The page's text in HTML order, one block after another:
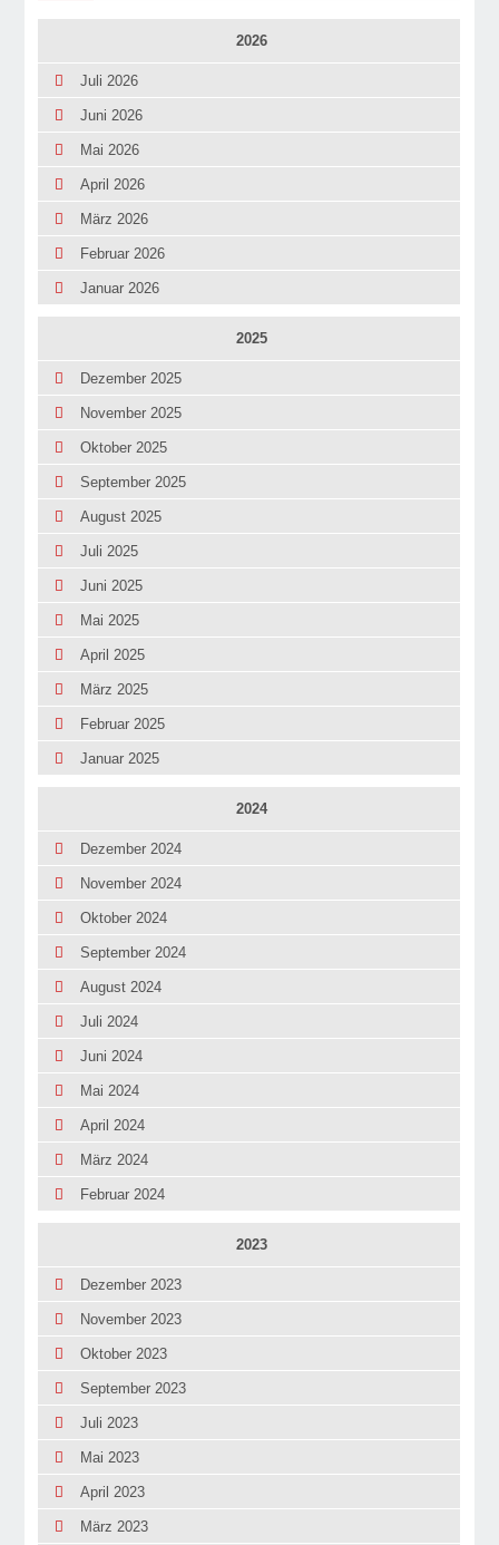
2026
Juli 2026
Juni 2026
Mai 2026
April 2026
März 2026
Februar 2026
Januar 2026
2025
Dezember 2025
November 2025
Oktober 2025
September 2025
August 2025
Juli 2025
Juni 2025
Mai 2025
April 2025
März 2025
Februar 2025
Januar 2025
2024
Dezember 2024
November 2024
Oktober 2024
September 2024
August 2024
Juli 2024
Juni 2024
Mai 2024
April 2024
März 2024
Februar 2024
2023
Dezember 2023
November 2023
Oktober 2023
September 2023
Juli 2023
Mai 2023
April 2023
März 2023